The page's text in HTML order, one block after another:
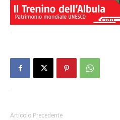
Articolo Precedente